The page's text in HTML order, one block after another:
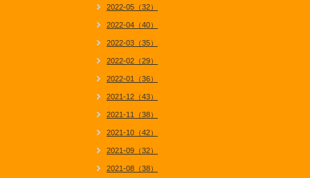
2022-05（32）
2022-04（40）
2022-03（35）
2022-02（29）
2022-01（36）
2021-12（43）
2021-11（38）
2021-10（42）
2021-09（32）
2021-08（38）